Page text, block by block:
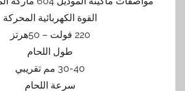
القوة الكهربائية المحركة
220 فولت – 50هرتز
طول اللحام
30-40 مم تقريبي
سرعة اللحام